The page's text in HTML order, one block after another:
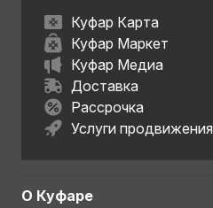
Куфар Карта
Куфар Маркет
Куфар Медиа
Доставка
Рассрочка
Услуги продвижения
О Куфаре